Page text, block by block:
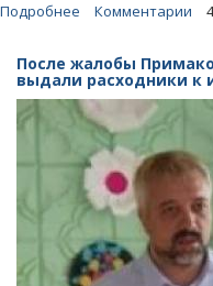
Подробнее
«мышиной
лихорадки».
СУ
СКР
может
завести
уголовное
дело
Комментарии
После жалобы
выдали расходники к